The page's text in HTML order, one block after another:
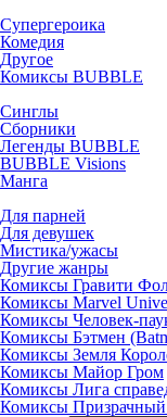
Супергероика
Комедия
Другое
Комиксы BUBBLE
Синглы
Сборники
Легенды BUBBLE
BUBBLE Visions
Манга
Для парней
Для девушек
Мистика/ужасы
Другие жанры
Комиксы Гравити
Комиксы Marvel
Комиксы Человек-
Комиксы Бэтмен
Комиксы Земля
Комиксы Майор Гром
Комиксы Лига
Комиксы